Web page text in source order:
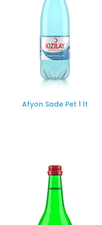
Afyon Sade Pet 1 lt